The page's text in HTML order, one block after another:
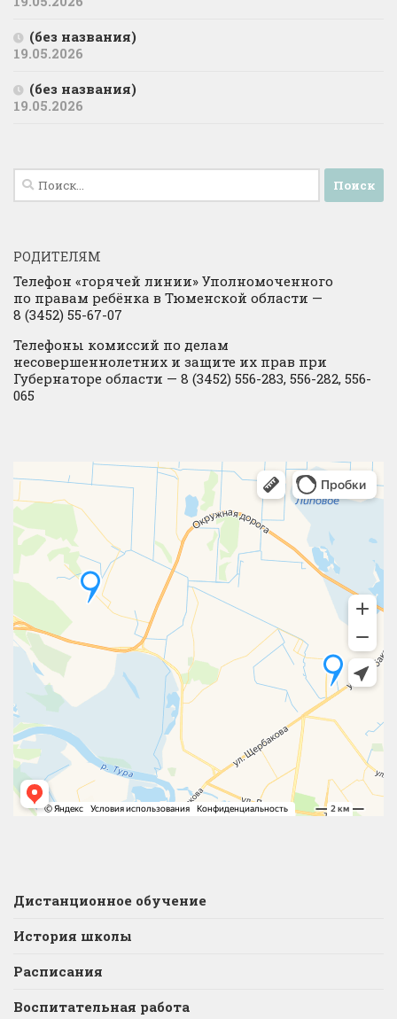
(без названия)
19.05.2026
(без названия)
19.05.2026
Найти:
РОДИТЕЛЯМ
Телефон «горячей линии» Уполномоченного
по правам ребёнка в Тюменской области —
8 (3452) 55-67-07
Телефоны комиссий по делам
несовершеннолетних и защите их прав при
Губернаторе области — 8 (3452) 556-283, 556-282, 556-
065
Дистанционное обучение
История школы
Расписания
Воспитательная работа